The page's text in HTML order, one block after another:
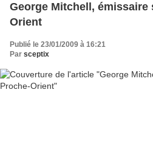
George Mitchell, émissaire
Orient
Publié le 23/01/2009 à 16:21
Par sceptix